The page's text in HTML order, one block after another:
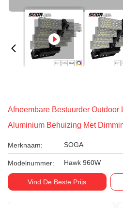
Afneembare Bestuurder Outdoor
Aluminium Behuizing Met
Merknaam: SOGA
Modelnummer: Hawk 960W
Vind De Beste Prijs